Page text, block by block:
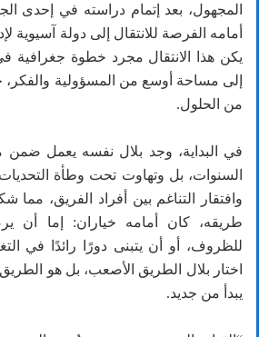
المجهول، بعد إتمام دراسته في إحدى
أمامه الفرصة للانتقال إلى دولة آسيوية
يكن هذا الانتقال مجرد خطوة جغرافية في
إلى مساحة أوسع من المسؤولية والفكر،
من الحلول.
في البداية، وجد بلال نفسه يعمل ضمن
السنوات، بل وتهاوت تحت وطأة التحديات
وافتقار التناغم بين أفراد الفريق، مما
طريقه، كان أمامه خياران: إما أن
للظروف، أو أن يتبنى دورًا رائدًا في
اختار بلال الطريق الأصعب، بل هو
يبدأ من جديد.